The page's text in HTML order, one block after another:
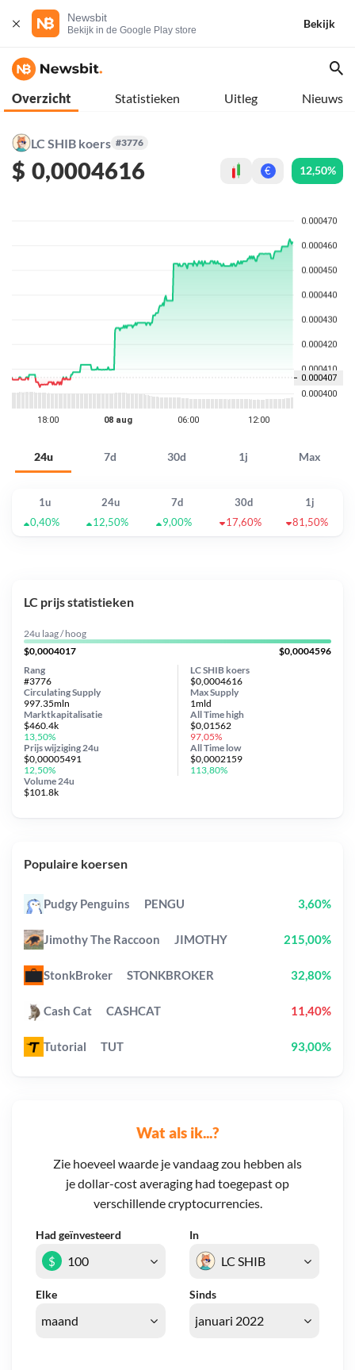
Newsbit
Bekijk in de Google Play store
Bekijk
Overzicht Statistieken Uitleg Nieuws
LC SHIB koers #3776
$ 0,0004616 € 12,50%
24u 7d 30d 1j Max
1u 24u 7d 30d
1j
0,40%
12,50% 9,00% 17,60% 81,50%
Wat als ik...?
Zie hoeveel waarde je vandaag zou hebben als
je dollar-cost averaging had toegepast op
verschillende cryptocurrencies.
Had geïnvesteerd In
Elke Sinds
$
LC prijs statistieken
24u laag / hoog
$0,0004017
$0,0004596
LC SHIB koers
$0,0004616
Circulating Supply
997.35mln
Prijs wijziging 24u
$0,00005491
12,50%
Max Supply
1mld
Marktkapitalisatie
$460.4k
13,50%
Volume 24u
$101.8k
Rang
#3776
All Timehigh
$0,01562
97,05%
All Time low
$0,0002159
113,80%
Populaire koersen
Pudgy Penguins PENGU 3,60%
Jimothy The Raccoon JIMOTHY 215,00%
StonkBroker STONKBROKER 32,80%
Cash Cat CASHCAT 11,40%
Tutorial TUT 93,00%